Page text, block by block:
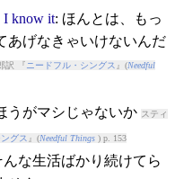
I know it: ほんとは、もっ
あげなきゃいけないんだ
訳 『 ニードフル・シングス 』(Needful
うがマシじゃないか スティ
グス 』(Needful Things) p. 153
んな生活ばかり続けてら